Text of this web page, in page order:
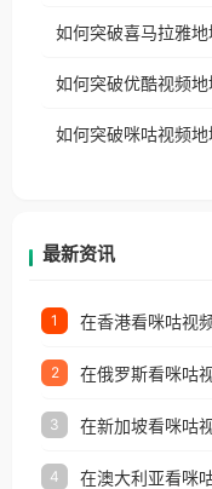
台湾、
权限制
国、
制问题，
户收听
如何突破喜马拉雅地
如何突破优酷视频地
如何突破咪咕视频地
最新资讯
1
2
3
4